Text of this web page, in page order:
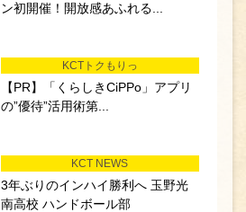
ン初開催！開放感あふれる...
KCTトクもりっ
【PR】「くらしきCiPPo」アプリ
の”優待”活用術第...
KCT NEWS
3年ぶりのインハイ勝利へ 玉野光
南高校 ハンドボール部